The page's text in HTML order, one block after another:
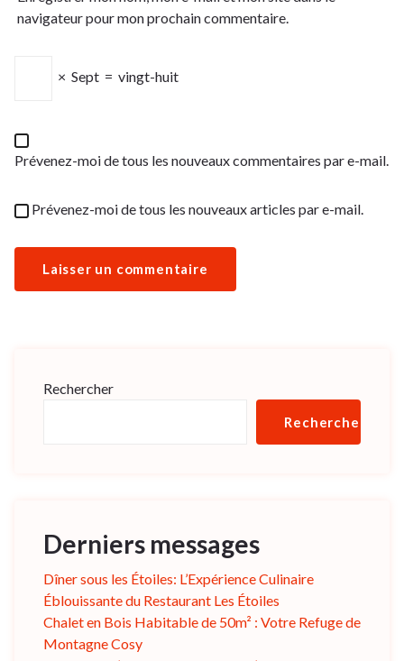
navigateur pour mon prochain commentaire.
× Sept = vingt-huit
Prévenez-moi de tous les nouveaux commentaires par e-mail.
Prévenez-moi de tous les nouveaux articles par e-mail.
Rechercher
Rechercher
Derniers messages
Dîner sous les Étoiles: L’Expérience Culinaire
Éblouissante du Restaurant Les Étoiles
Chalet en Bois Habitable de 50m² : Votre Refuge de
Montagne Cosy